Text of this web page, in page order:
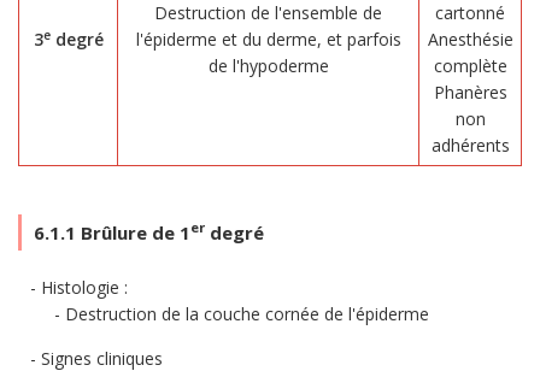
3edegré
Destruction de l'ensemble de
l'épiderme et du derme, et parfois
de l'hypoderme
cartonné
Anesthésie
complète
Phanères
non
adhérents
6.1.1 Brûlure de 1 er degré
Histologie :
Destruction de la couche cornée de l'épiderme
Signes cliniques